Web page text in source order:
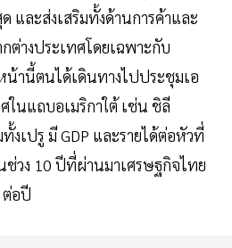
และส่งเสริมทั้งด้านการค้าและ
ต่างประเทศโดยเฉพาะกับ
านี้ตนได้เดินทางไปประชุมเอ
ในแถบอเมริกาใต้ เช่น ชิลี
งเปรู มี GDP และรายได้ต่อหัวที่
ช่วง 10 ปีที่ผ่านมาเศรษฐกิจไทย
ต่อปี